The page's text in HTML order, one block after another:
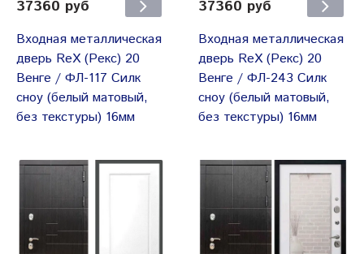
37360 руб
Входная металлическая
дверь ReX (Рекс) 20
Венге / ФЛ-117 Силк
сноу (белый матовый,
без текстуры) 16мм
37360 руб
Входная металлическая
дверь ReX (Рекс) 20
Венге / ФЛ-243 Силк
сноу (белый матовый,
без текстуры) 16мм